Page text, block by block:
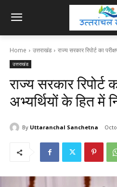
Home उत्तराखंड राज्य सरकार रिपोर्ट का
उत्तराखंड
राज्य सरकार रिपोर्ट
अभ्यर्थियों के हित में
By Uttaranchal Sanchetna